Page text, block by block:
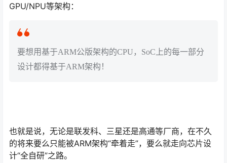
GPU/NPU等架构：
要想用基于ARM公版架构的CPU，SoC上的每一部分
设计都得基于ARM架构！
也就是说，无论是联发科、三星还是高通等厂商，在不久
的将来要么只能被ARM架构“牵着走”，要么就走向芯片设
计“全自研”之路。